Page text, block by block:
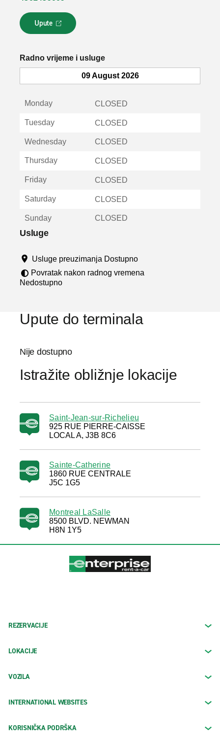
Upute
L
i
k
o
u
u
Radno vrijeme i usluge
09 August 2026
Monday CLOSED
Tuesday CLOSED
Wednesday CLOSED
Thursday CLOSED
Friday CLOSED
Saturday CLOSED
Sunday CLOSED
Usluge
Usluge preuzimanja Dostupno
Povratak nakon radnog vremena
Nedostupno
Upute do terminala
Nije dostupno
Istražite obližnje lokacije
Saint-Jean-sur-Richelieu
925 RUE PIERRE-CAISSE
LOCAL A, J3B 8C6
Sainte-Catherine
1860 RUE CENTRALE
J5C 1G5
Montreal LaSalle
8500 BLVD. NEWMAN
H8N 1Y5
REZERVACIJE
LOKACIJE
VOZILA
INTERNATIONAL WEBSITES
KORISNIČKA PODRŠKA